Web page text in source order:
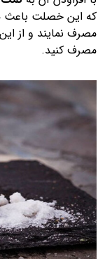
که این خصلت باعث
مصرف نمایند و از
مصرف کنید.